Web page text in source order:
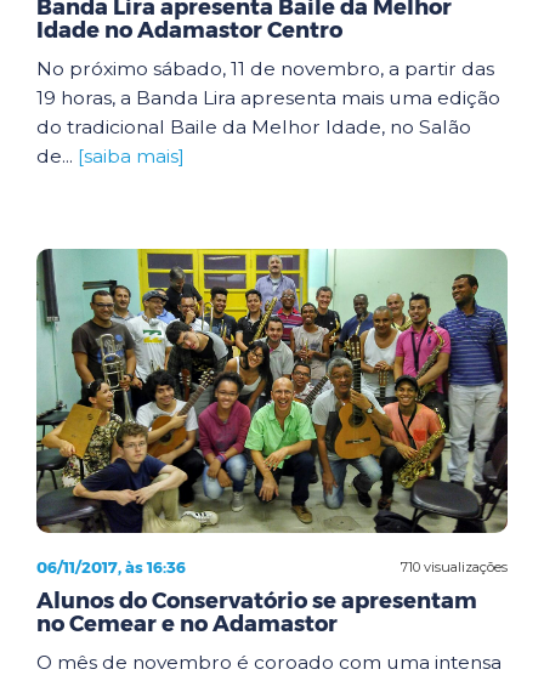
Banda Lira apresenta Baile da Melhor
Idade no Adamastor Centro
No próximo sábado, 11 de novembro, a partir das
19 horas, a Banda Lira apresenta mais uma edição
do tradicional Baile da Melhor Idade, no Salão
de... [saiba mais]
710 visualizações
06/11/2017, às 16:36
Alunos do Conservatório se apresentam
no Cemear e no Adamastor
O mês de novembro é coroado com uma intensa